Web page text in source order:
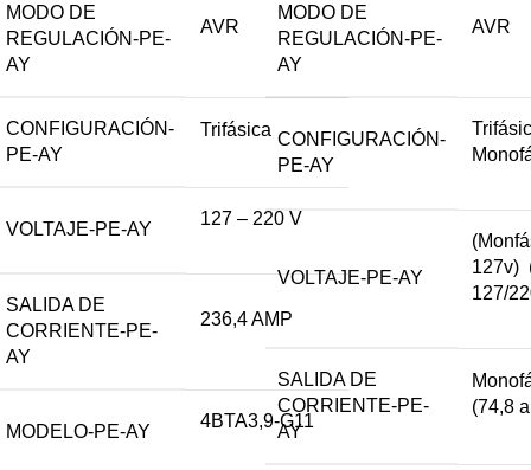
MODO DE
REGULACIÓN-PE-
AY
AVR
CONFIGURACIÓN-
PE-AY
Trifásica
VOLTAJE-PE-AY
127 – 220 V
SALIDA DE
CORRIENTE-PE-
AY
236,4 AMP
MODELO-PE-AY
4BTA3,9-G11
MODO DE
REGULACIÓN-PE-
AY
AVR
CONFIGURACIÓN-
PE-AY
VOLTAJE-PE-AY
127v)
127/
SALIDA DE
CORRIENTE-PE-
AY
(74,8